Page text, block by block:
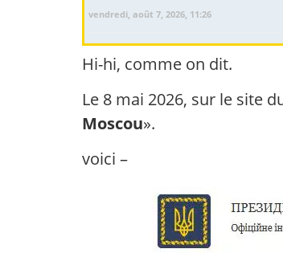
vendredi, août 7, 2026, 11:26
Hi-hi, comme on dit.
Le 8 mai 2026, sur le site
Moscou».
voici –